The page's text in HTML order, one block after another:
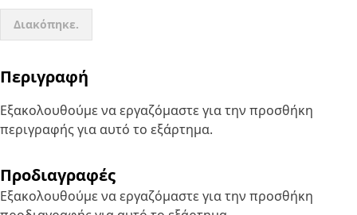
Διακόπηκε.
Περιγραφή
Εξακολουθούμε να εργαζόμαστε για την προσθήκη
περιγραφής για αυτό το εξάρτημα.
Προδιαγραφές
Εξακολουθούμε να εργαζόμαστε για την προσθήκη